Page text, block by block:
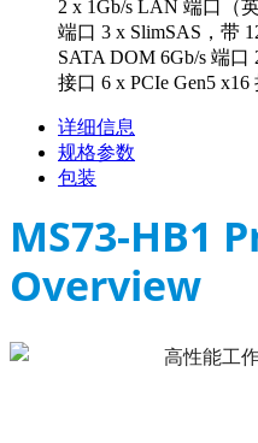
2 x 1Gb/s LAN 端口（
端口 3 x SlimSAS，带
SATA DOM 6Gb/s 端口
接口 6 x PCIe Gen5
详细信息
规格参数
包装
MS73-HB1
Overview